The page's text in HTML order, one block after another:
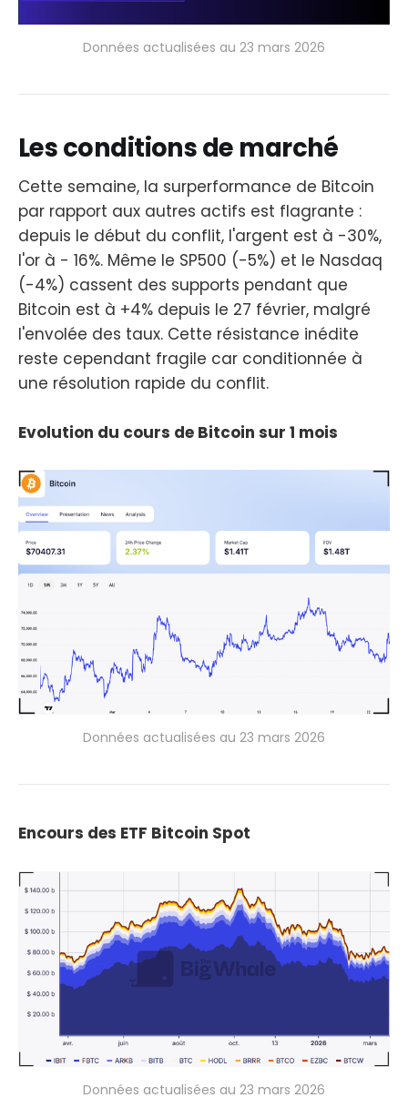
Données actualisées au 23 mars 2026
Les conditions de marché
Cette semaine, la surperformance de Bitcoin
par rapport aux autres actifs est flagrante :
depuis le début du conflit, l'argent est à -30%,
l'or à - 16%. Même le SP500 (-5%) et le Nasdaq
(-4%) cassent des supports pendant que
Bitcoin est à +4% depuis le 27 février, malgré
l'envolée des taux. Cette résistance inédite
reste cependant fragile car conditionnée à
une résolution rapide du conflit.
Evolution du cours de Bitcoin sur 1 mois
Données actualisées au 23 mars 2026
Encours des ETF Bitcoin Spot
Données actualisées au 23 mars 2026